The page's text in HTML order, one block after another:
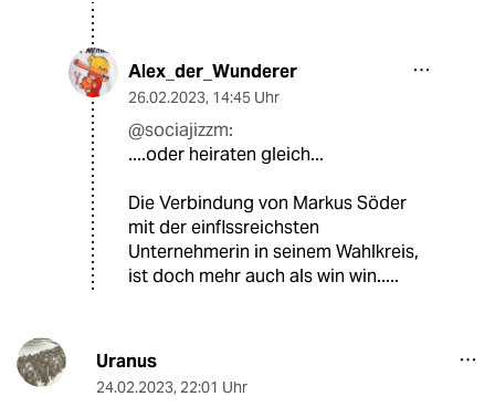
Alex_der_Wunderer
26.02.2023, 14:45 Uhr
@sociajizzm:
....oder heiraten gleich...
Die Verbindung von Markus Söder
mit der einflssreichsten
Unternehmerin in seinem Wahlkreis,
ist doch mehr auch als win win.....
Uranus
24.02.2023, 22:01 Uhr